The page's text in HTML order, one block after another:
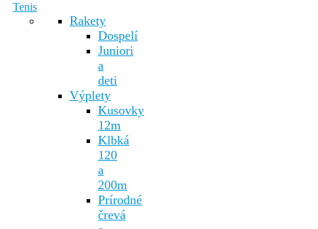
Tenis
Rakety
Dospelí
Juniori
a
deti
Výplety
Kusovky
12m
Klbká
120
a
200m
Prírodné
črevá